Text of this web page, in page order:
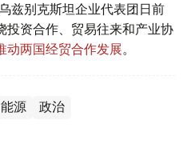
兹别克斯坦企业代表团日前
投资合作、贸易往来和产业协
动两国经贸合作发展。
能源 政治